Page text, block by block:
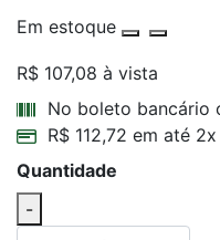
Em estoque
R$ 107,08 à vista
No boleto bancário
R$ 112,72 em até
Quantidade
-